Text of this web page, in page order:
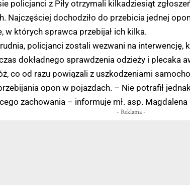
policjanci z Piły otrzymali kilkadziesiąt
Najczęściej dochodziło do przebicia jednej
w których sprawca przebijał ich kilka.
policjanci zostali wezwani na interwencję,
dokładnego sprawdzenia odzieży i plecaka
co od razu powiązali z uszkodzeniami
opon w pojazdach. – Nie potrafił
zachowania – informuje mł. asp.
- Reklama -